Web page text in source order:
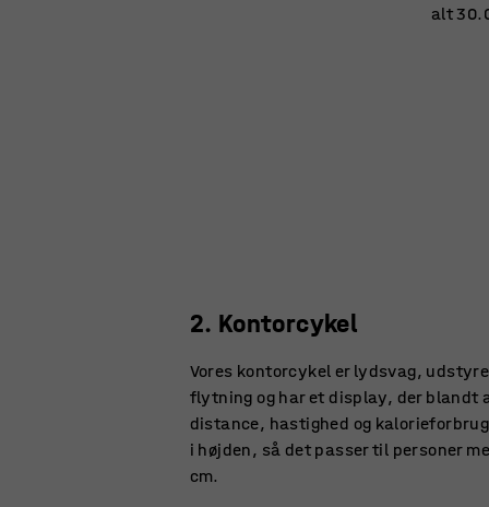
alt
2. Kontorcykel
Vores kontorcykel er lydsvag,
flytning og har et display, der blandt
distance, hastighed og
i højden, så det passer til personer
cm.